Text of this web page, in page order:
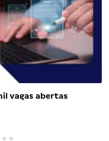
vagas abertas